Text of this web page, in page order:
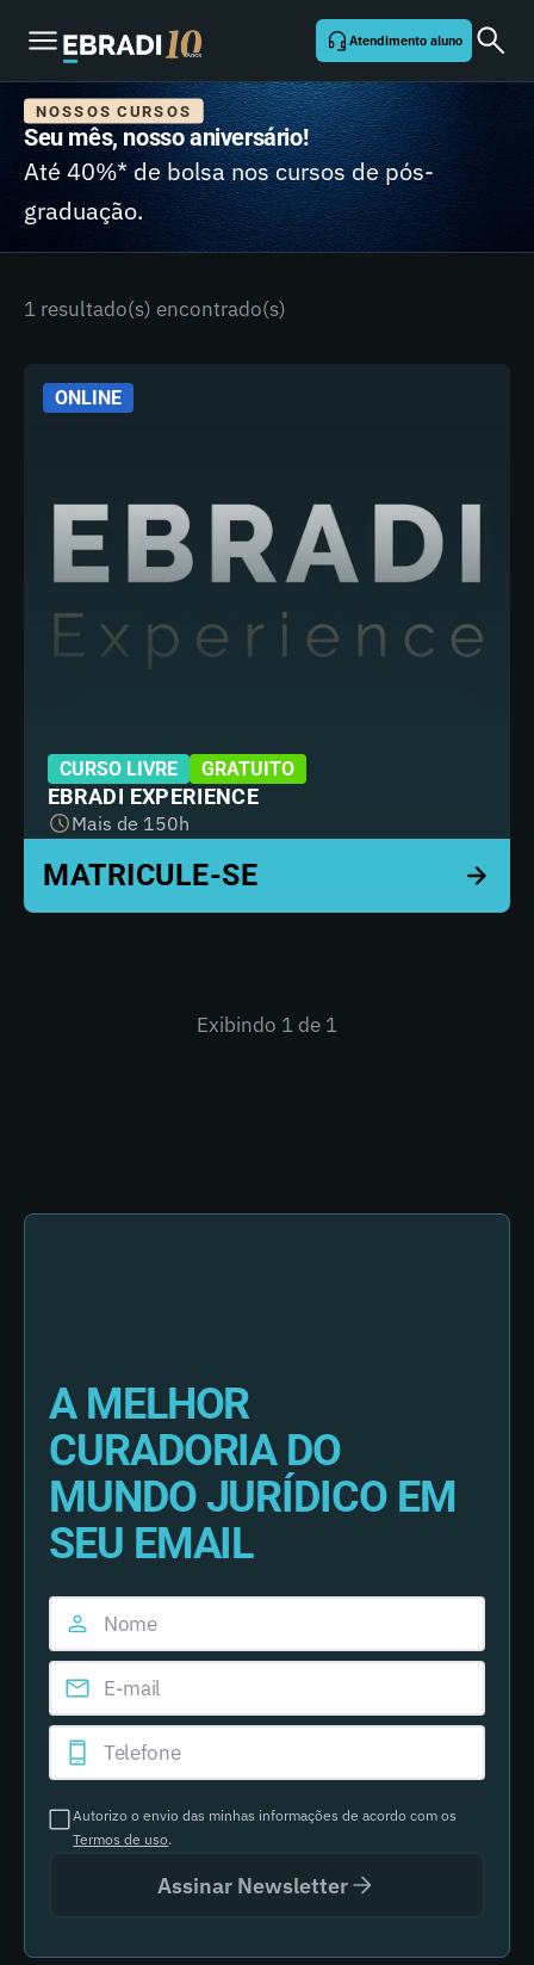
Atendimento aluno
NOSSOS CURSOS
Seu mês, nosso aniversário!
Até 40%* de bolsa nos cursos de pós-
graduação.
1 resultado(s) encontrado(s)
ONLINE
CURSO LIVRE GRATUITO
EBRADI EXPERIENCE
Mais de 150h
Exibindo 1 de 1
A MELHOR
CURADORIA DO
MUNDO JURÍDICO EM
SEU EMAIL
Autorizo o envio das minhas informações de acordo com os
Termos de uso.
Assinar Newsletter